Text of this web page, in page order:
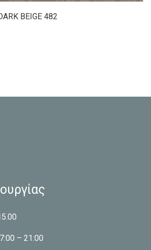
BEIGE 482
– 21:00